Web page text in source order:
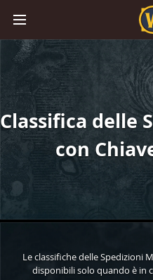
Classifica delle
con
Le classifiche delle Spedizioni
disponibili solo quando è in